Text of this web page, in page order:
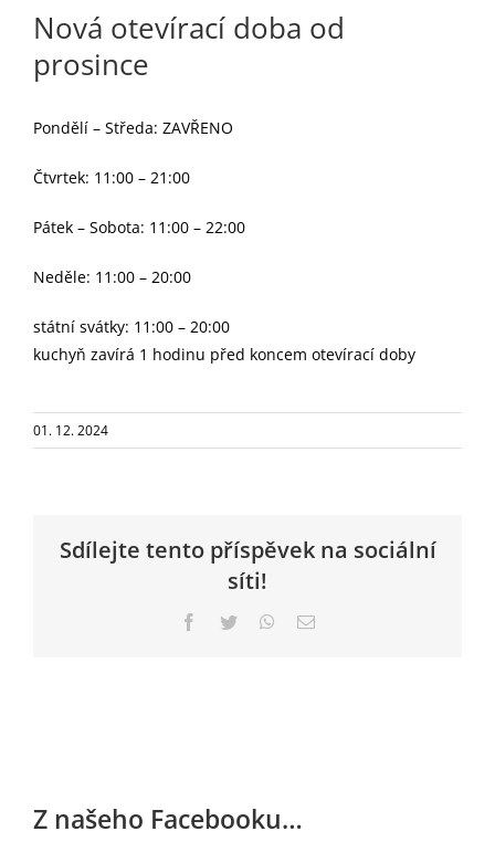
Nová otevírací doba od
prosince
Pondělí – Středa: ZAVŘENO
Čtvrtek: 11:00 – 21:00
Pátek – Sobota: 11:00 – 22:00
Neděle: 11:00 – 20:00
státní svátky: 11:00 – 20:00
kuchyň zavírá 1 hodinu před koncem otevírací doby
01. 12. 2024
Sdílejte tento příspěvek na sociální
síti!
Facebook
Twitter WhatsApp
E-
Z našeho Facebooku…